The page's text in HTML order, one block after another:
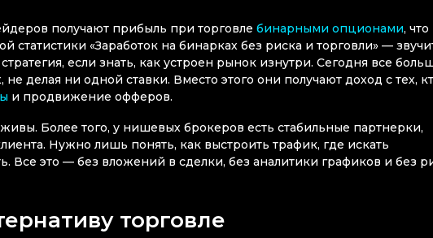
получают прибыль при торговле бинарными опционами, что
статистики «Заработок на бинарках без риска и торговли» —
если знать, как устроен рынок изнутри. Сегодня все
делая ни одной ставки. Вместо этого они получают доход с тех,
и продвижение офферов.
Более того, у нишевых брокеров есть стабильные партнерки,
Нужно лишь понять, как выстроить трафик, где искать
Все это — без вложений в сделки, без аналитики графиков и без
торговле